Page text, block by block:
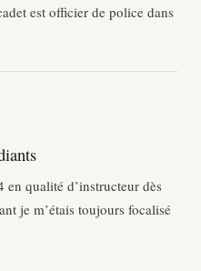
est officier de police dans
en qualité d’instructeur dès
je m’étais toujours focalisé